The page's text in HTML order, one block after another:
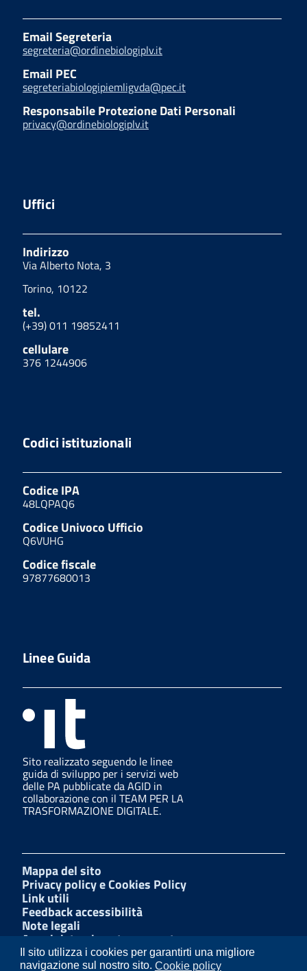
Il sito utilizza i cookies per garantirti una migliore
navigazione sul nostro sito. Cookie policy
Email Segreteria
segreteria@ordinebiologiplv.it
Email PEC
segreteriabiologipiemligvda@pec.it
Responsabile Protezione Dati Personali
privacy@ordinebiologiplv.it
Uffici
Indirizzo
Via Alberto Nota, 3
Torino, 10122
tel.
(+39) 011 19852411
cellulare
376 1244906
Codici istituzionali
Codice IPA
48LQPAQ6
Codice Univoco Ufficio
Q6VUHG
Codice fiscale
97877680013
Linee Guida
Sito realizzato seguendo le linee
guida di sviluppo per i servizi web
delle PA pubblicate da AGID in
collaborazione con il TEAM PER LA
TRASFORMAZIONE DIGITALE.
Mappa del sito
Privacy policy e Cookies Policy
Link utili
Feedback accessibilità
Note legali
Amministrazione trasparente
Dichiarazione di accessibilità
W3C Css